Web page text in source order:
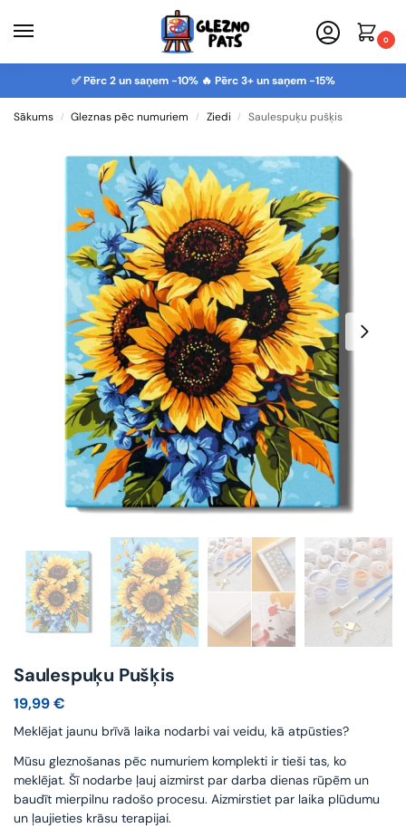
0
✅ Pērc 2 un saņem -10% 🔥 Pērc 3+ un saņem -15%
Sākums / Gleznas pēc numuriem / Ziedi / Saulespuķu pušķis
Saulespuķu Pušķis
19,99€
Meklējat jaunu brīvā laika nodarbi vai veidu, kā atpūsties?
Mūsu gleznošanas pēc numuriem komplekti ir tieši tas, ko
meklējat. Šī nodarbe ļauj aizmirst par darba dienas rūpēm un
baudīt mierpilnu radošo procesu. Aizmirstiet par laika plūdumu
un ļaujieties krāsu terapijai.